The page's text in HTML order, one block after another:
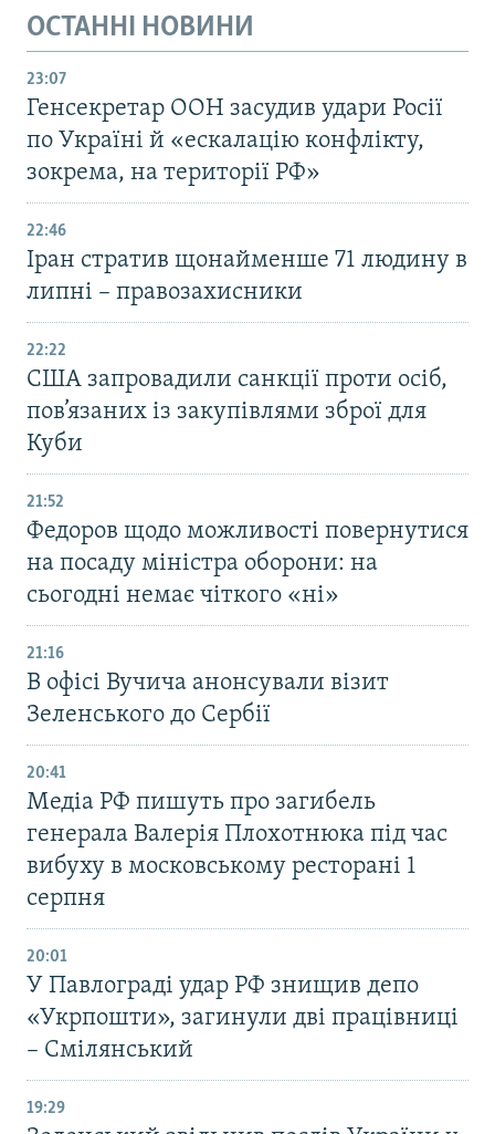
ОСТАННІ НОВИНИ
23:07
Генсекретар ООН засудив удари Росії
по Україні й «ескалацію конфлікту,
зокрема, на території РФ»
22:46
Іран стратив щонайменше 71 людину в
липні – правозахисники
22:22
США запровадили санкції проти осіб,
пов’язаних із закупівлями зброї для
Куби
21:52
Федоров щодо можливості повернутися
на посаду міністра оборони: на
сьогодні немає чіткого «ні»
21:16
В офісі Вучича анонсували візит
Зеленського до Сербії
20:41
Медіа РФ пишуть про загибель
генерала Валерія Плохотнюка під час
вибуху в московському ресторані 1
серпня
20:01
У Павлограді удар РФ знищив депо
«Укрпошти», загинули дві працівниці
– Смілянський
19:29